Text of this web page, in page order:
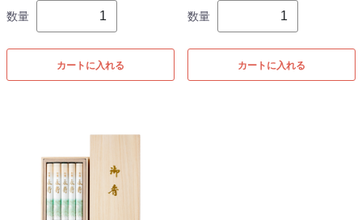
数量
カートに入れる
数量
カートに入れる